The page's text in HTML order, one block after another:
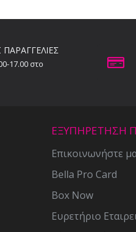
17.00 στο
ΕΞΥΠΗΡΕΤΗΣΗ
Επικοινωνήστε
Bella Pro Card
Box Now
Ευρετήριο